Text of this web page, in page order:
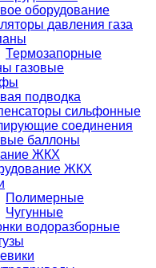
оборудование
давления газа
Термозапорные
газовые
подводка
сильфонные
соединения
баллоны
ЖКХ
ЖКХ
Полимерные
Чугунные
водоразборные